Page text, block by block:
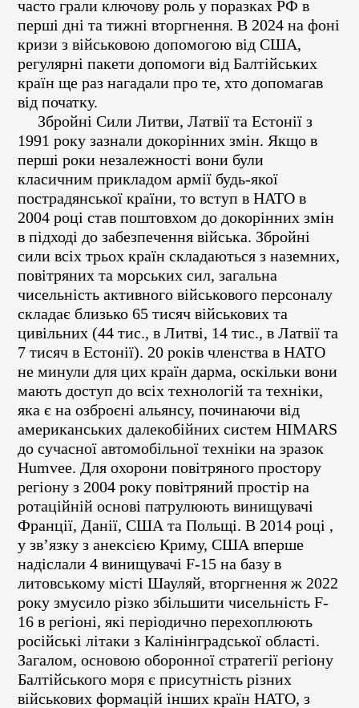
часто грали ключову роль у поразках РФ в
перші дні та тижні вторгнення. В 2024 на фоні
кризи з військовою допомогою від США,
регулярні пакети допомоги від Балтійських
країн ще раз нагадали про те, хто допомагав
від початку.
Збройні Сили Литви, Латвії та Естонії з
1991 року зазнали докорінних змін. Якщо в
перші роки незалежності вони були
класичним прикладом армії будь-якої
пострадянської країни, то вступ в НАТО в
2004 році став поштовхом до докорінних змін
в підході до забезпечення війська. Збройні
сили всіх трьох країн складаються з наземних,
повітряних та морських сил, загальна
чисельність активного військового персоналу
складає близько 65 тисяч військових та
цивільних (44 тис., в Литві, 14 тис., в Латвії та
7 тисяч в Естонії). 20 років членства в НАТО
не минули для цих країн дарма, оскільки вони
мають доступ до всіх технологій та техніки,
яка є на озброєні альянсу, починаючи від
американських далекобійних систем HIMARS
до сучасної автомобільної техніки на зразок
Humvee. Для охорони повітряного простору
регіону з 2004 року повітряний простір на
ротаційній основі патрулюють винищувачі
Франції, Данії, США та Польщі. В 2014 році ,
у зв’язку з анексією Криму, США вперше
надіслали 4 винищувачі F-15 на базу в
литовському місті Шауляй, вторгнення ж 2022
року змусило різко збільшити чисельність F-
16 в регіоні, які періодично перехоплюють
російські літаки з Калінінградської області.
Загалом, основою оборонної стратегії регіону
Балтійського моря є присутність різних
військових формацій інших країн НАТО, з